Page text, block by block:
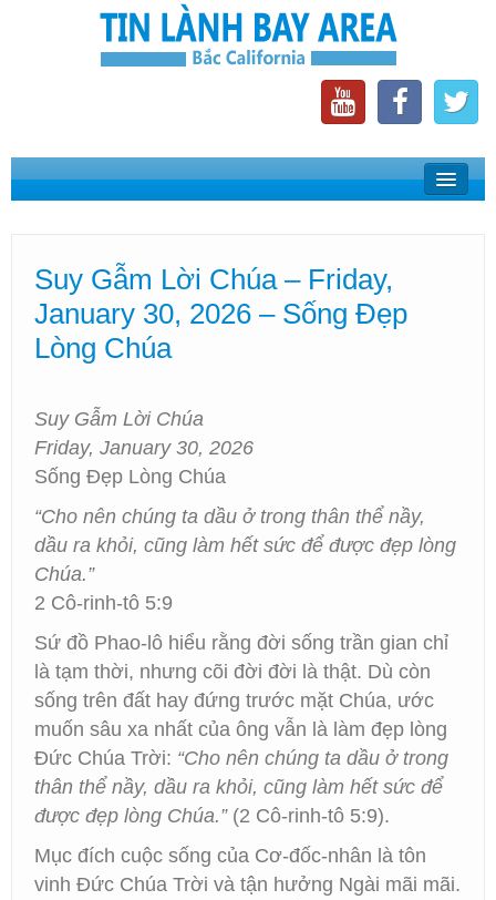
Home
Phát Thanh Tin Lành Bay Area
Các Hội Thánh Bắc California
Suy Gẫm Lời Chúa – Friday,
January 30, 2026 – Sống Đẹp
Lòng Chúa
Suy Gẫm Lời Chúa
Friday, January 30, 2026
Sống Đẹp Lòng Chúa
“Cho nên chúng ta dầu ở trong thân thể nầy,
dầu ra khỏi, cũng làm hết sức để được đẹp lòng
Chúa.”
2 Cô-rinh-tô 5:9
Sứ đồ Phao-lô hiểu rằng đời sống trần gian chỉ
là tạm thời, nhưng cõi đời đời là thật. Dù còn
sống trên đất hay đứng trước mặt Chúa, ước
muốn sâu xa nhất của ông vẫn là làm đẹp lòng
Đức Chúa Trời: “Cho nên chúng ta dầu ở trong
thân thể nầy, dầu ra khỏi, cũng làm hết sức để
được đẹp lòng Chúa.”(2 Cô-rinh-tô 5:9).
Mục đích cuộc sống của Cơ-đốc-nhân là tôn
vinh Đức Chúa Trời và tận hưởng Ngài mãi mãi.